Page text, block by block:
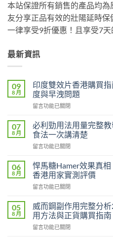
本站保證所有銷售的產品均
友分享正品有效的壯陽延時
一律享受9折優惠！且享受7
最新資訊
09
8 月
印度雙效片香港購買
度與早洩問題
在
度
雙
效
片
港
購
買
指
2026：
一
藥
留言功能已關閉
07
8 月
必利勁用法用量完整
食法一次講清楚
在
利
勁
用
法
量
完
整
教
留言功能已關閉
06
8 月
悍馬糖Hamer效果真
香港用家實測評價
在
馬
糖
Hamer
效
留言功能已關閉
05
8 月
威而鋼副作用完整分
用方法與正貨購買指南
在
留言功能已關閉